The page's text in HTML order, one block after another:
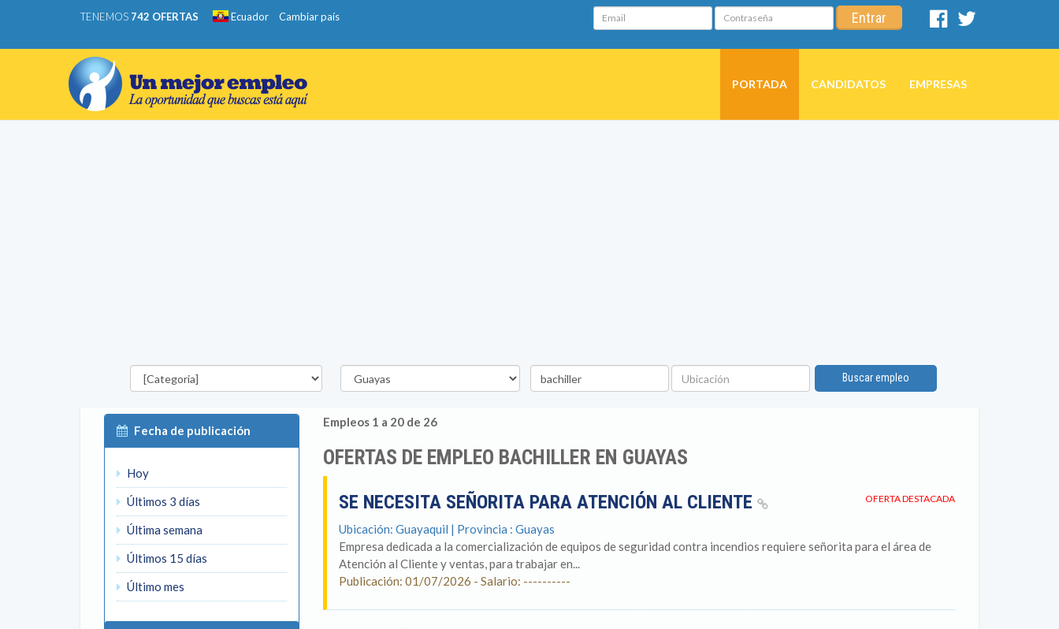
TENEMOS 742 OFERTAS Ecuador Cambiar país Email Contraseña Entrar
Facebook
PORTADA CANDIDATOS EMPRESAS
Categorías Provincia
Palabra
clave
Ubicación
Buscar empleo
Fecha de publicación
Hoy
Últimos 3 días
Última semana
Últimos 15 días
Último mes
Empleos 1 a 20 de 26
OFERTAS DE EMPLEO BACHILLER EN GUAYAS
OFERTA DESTACADA
SE NECESITA SEÑORITA PARA ATENCIÓN AL CLIENTE
Ubicación: Guayaquil | Provincia : Guayas
Empresa dedicada a la comercialización de equipos de seguridad contra incendios requiere señorita para el área de
Atención al Cliente y ventas, para trabajar en...
Publicación: 01/07/2026 - Salario: ----------